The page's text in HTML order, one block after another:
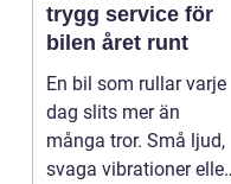
trygg service för
bilen året runt
En bil som rullar varje
dag slits mer än
många tror. Små ljud,
svaga vibrationer eller